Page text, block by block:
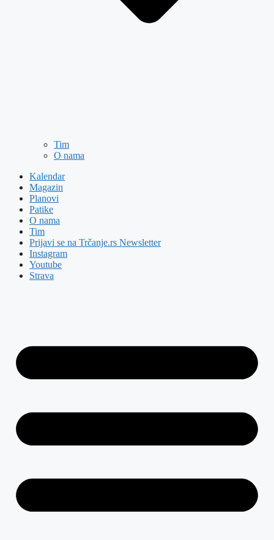
Tim
O nama
Kalendar
Magazin
Planovi
Patike
O nama
Tim
Prijavi se na Trčanje.rs Newsletter
Instagram
Youtube
Strava